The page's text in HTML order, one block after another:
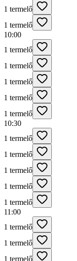
1 termelő
1 termelő
10:00
1 termelő
1 termelő
1 termelő
1 termelő
1 termelő
10:30
1 termelő
1 termelő
1 termelő
1 termelő
1 termelő
11:00
1 termelő
1 termelő
1 termelő